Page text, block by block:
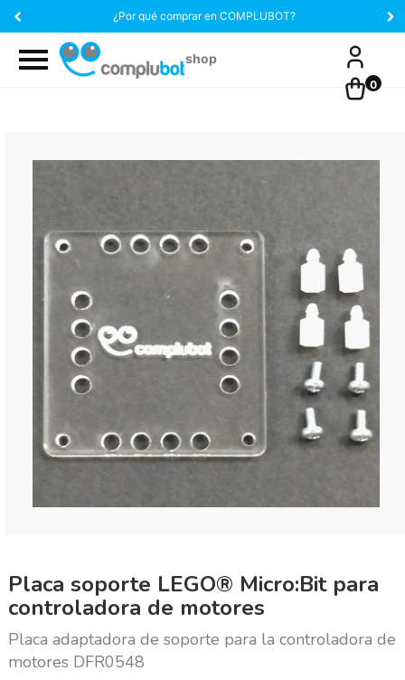
¿Por qué comprar en COMPLUBOT?
0
Placa soporte LEGO® Micro:Bit para
controladora de motores
Placa adaptadora de soporte para la controladora de
motores DFR0548